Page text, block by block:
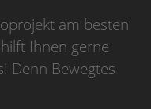
am besten
Ihnen gerne
Denn Bewegtes